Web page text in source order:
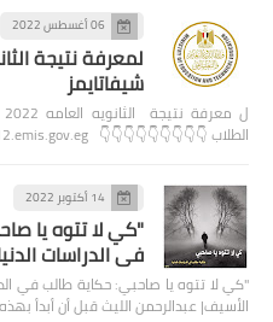
06 أغسطس 2022
شيفاتايمز
الطلاب 👇👇👇👇👇👇👇👇👇 https://g12.emis.gov.eg/ وال…
14 أكتوبر 2022
"كي لا تتوه يا
في الدراسات
"كي لا تتوه يا صاحبي: حكاية طالب في
الأسيف| عبدالرحمن الليث قبل أن أبدأ